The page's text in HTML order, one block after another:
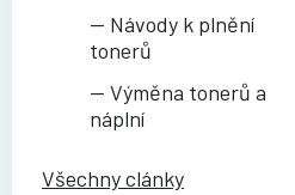
Návody k plnění
tonerů
Výměna tonerů a
náplní
Všechny clánky